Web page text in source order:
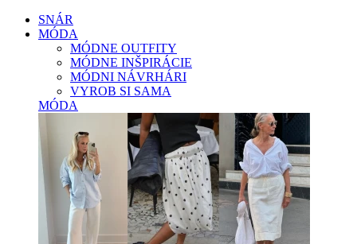
SNÁR
MÓDA
MÓDNE OUTFITY
MÓDNE INŠPIRÁCIE
MÓDNI NÁVRHÁRI
VYROB SI SAMA
MÓDA